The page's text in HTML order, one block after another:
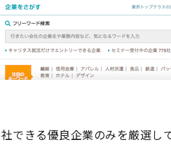
できる優良企業のみを厳選し